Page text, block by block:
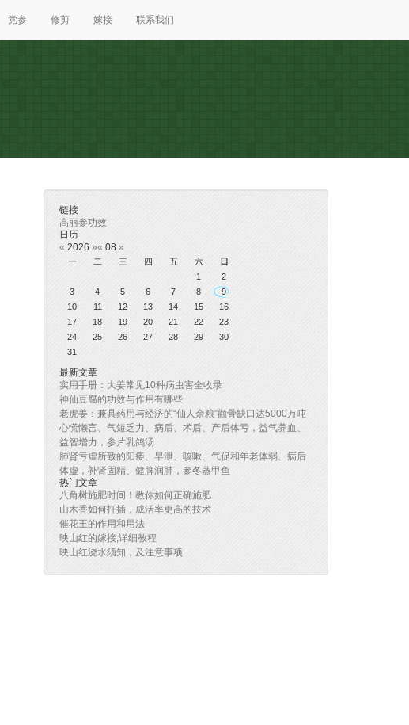
党参 修剪 嫁接 联系我们
链接
高丽参功效
日历
« 2026 »« 08 »
一 二 三 四 五 六
日
1
2
3
4 5 6 7 8
9
10
11 12 13 14 15
16
17
18 19 20 21 22
23
24
25 26 27 28 29
30
31
最新文章
实用手册：大姜常见10种病虫害全收录
神仙豆腐的功效与作用有哪些
老虎姜：兼具药用与经济的“仙人余粮”颧骨缺口达5000万吨
心慌懒言、气短乏力、病后、术后、产后体亏，益气养血、
益智增力，参片乳鸽汤
肺肾亏虚所致的阳痿、早泄、咳嗽、气促和年老体弱、病后
体虚，补肾固精、健脾润肺，参冬蒸甲鱼
热门文章
八角树施肥时间！教你如何正确施肥
山木香如何扦插，成活率更高的技术
催花王的作用和用法
映山红的嫁接,详细教程
映山红浇水须知，及注意事项